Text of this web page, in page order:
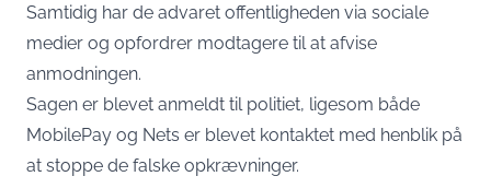
Samtidig har de advaret offentligheden via sociale
medier og opfordrer modtagere til at afvise
anmodningen.
Sagen er blevet anmeldt til politiet, ligesom både
MobilePay og Nets er blevet kontaktet med henblik på
at stoppe de falske opkrævninger.